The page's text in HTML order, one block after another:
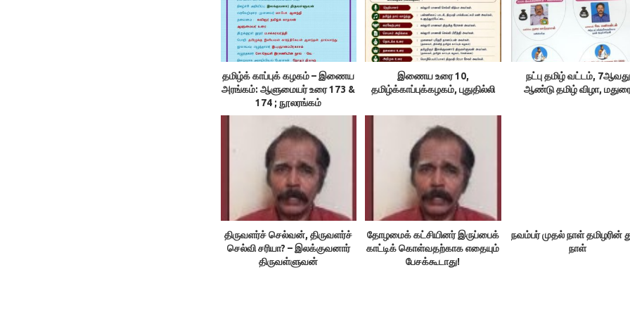
தமிழ்க் காப்புக் கழகம் – இணைய
அரங்கம்: ஆளுமையர் உரை 173 &
174 ; நூலரங்கம்
இணைய உரை 10,
தமிழ்க்காப்புக்கழகம், புதுதில்லி
நட்பு தமிழ் வட்டம், 7ஆவது
ஆண்டு தமிழ் விழா,
திருவளர்ச் செல்வன், திருவளர்ச்
செல்வி சரியா? – இலக்குவனார்
திருவள்ளுவன்
தோழமைக் கட்சியினர் இருப்பைக்
காட்டிக் கொள்வதற்காக எதையும்
பேசக்கூடாது!
நவம்பர் முதல் நாள் தமிழரின்
நாள்